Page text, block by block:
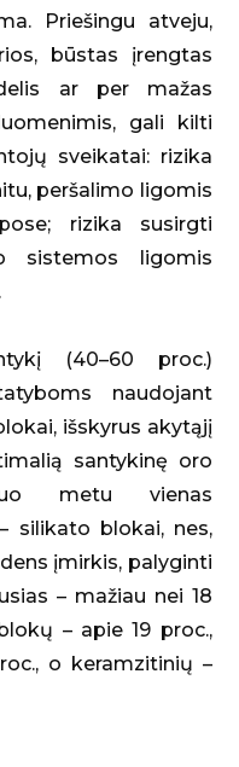
Priešingu atveju,
būstas įrengtas
ar per mažas
gali kilti
sveikatai: rizika
peršalimo ligomis
rizika susirgti
sistemos ligomis
(40–60 proc.)
naudojant
išskyrus akytąjį
santykinę oro
metu vienas
silikato blokai, nes,
įmirkis, palyginti
– mažiau nei 18
– apie 19 proc.,
o keramzitinių –